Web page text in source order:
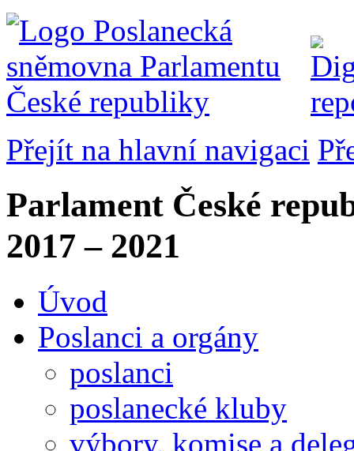
Přejít na hlavní navigaci
Parlament České
2017 – 2021
Úvod
Poslanci a orgány
poslanci
poslanecké kluby
výbory, komise a